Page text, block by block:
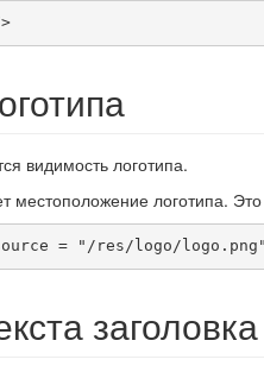
видимость логотипа.
местоположение логотипа.
= "/res/logo/
заголовка